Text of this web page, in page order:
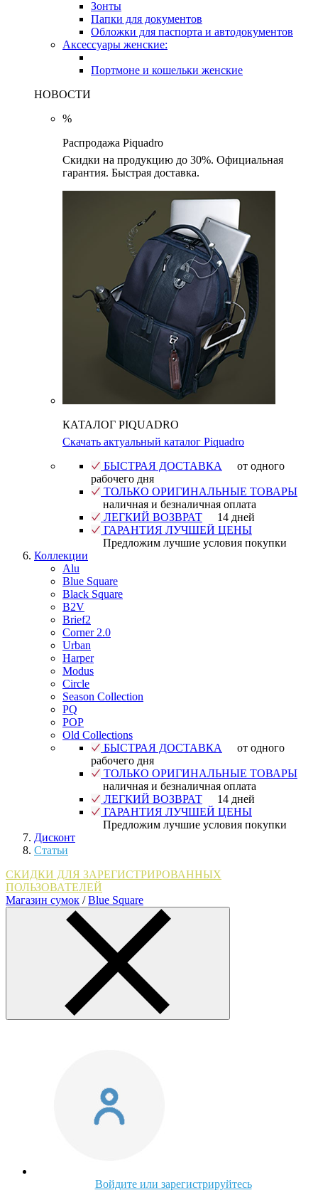
Зонты
Папки для документов
Обложки для паспорта и автодокументов
Аксессуары женские:
Портмоне и кошельки женские
НОВОСТИ
%
Распродажа Piquadro
Скидки на продукцию до 30%. Официальная
гарантия. Быстрая доставка.
КАТАЛОГ PIQUADRO
Скачать актуальный каталог Piquadro
БЫСТРАЯ ДОСТАВКА
от одного
рабочего дня
ТОЛЬКО ОРИГИНАЛЬНЫЕ ТОВАРЫ
наличная и безналичная оплата
ЛЕГКИЙ ВОЗВРАТ
14 дней
ГАРАНТИЯ ЛУЧШЕЙ ЦЕНЫ
Предложим лучшие условия покупки
Коллекции
Alu
Blue Square
Black Square
B2V
Brief2
Corner 2.0
Urban
Harper
Modus
Circle
Season Collection
PQ
POP
Old Collections
БЫСТРАЯ ДОСТАВКА
от одного
рабочего дня
ТОЛЬКО ОРИГИНАЛЬНЫЕ ТОВАРЫ
наличная и безналичная оплата
ЛЕГКИЙ ВОЗВРАТ
14 дней
ГАРАНТИЯ ЛУЧШЕЙ ЦЕНЫ
Предложим лучшие условия покупки
Дисконт
Статьи
СКИДКИ ДЛЯ ЗАРЕГИСТРИРОВАННЫХ
ПОЛЬЗОВАТЕЛЕЙ
Магазин сумок /Blue Square
Войдите или зарегистрируйтесь